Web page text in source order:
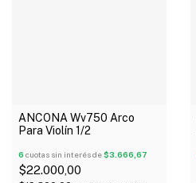
ANCONA Wv750 Arco
Para Violín 1/2
6 cuotas sin interés de$3.666,67
$22.000,00